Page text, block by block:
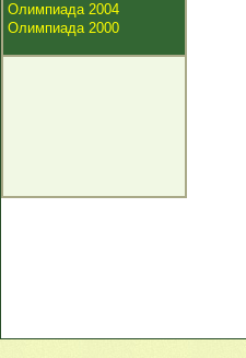
Олимпиада 2004
Олимпиада 2000